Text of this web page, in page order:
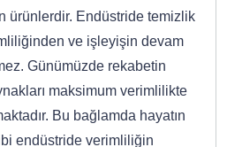
ürünlerdir. Endüstride temizlik
ve işleyişin devam
Günümüzde rekabetin
maksimum verimlilikte
Bu bağlamda hayatın
endüstride verimliliğin